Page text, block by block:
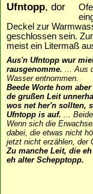
Ufntopp, dor
Deckel zur
geschlossen sein.
meist ein Litermaß
Aus'n Ufntopp wur
rausgenomme. ...Aus
Wasser entnommen.
Beede Worte hom
de grußen Leit
wos net her'n sollten,
Ufntopp is auf. ...
Wenn sich die
dabei, die etwas nicht
jetzt nicht erzählen, der
Zu manche Leit, die
eh alter Schepptopp.